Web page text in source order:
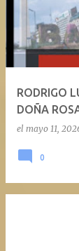
RODRIGO
DOÑA
el mayo 11,
0